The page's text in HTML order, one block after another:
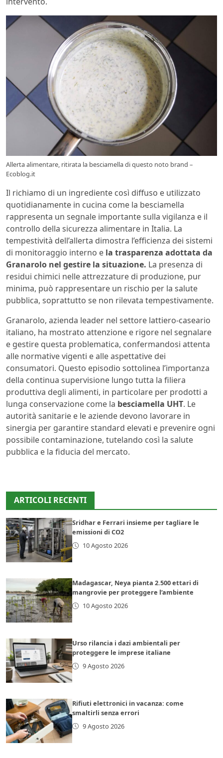
Allerta alimentare, ritirata la besciamella di questo noto brand –
Ecoblog.it
Il richiamo di un ingrediente così diffuso e utilizzato
quotidianamente in cucina come la besciamella
rappresenta un segnale importante sulla vigilanza e il
controllo della sicurezza alimentare in Italia. La
tempestività dell’allerta dimostra l’efficienza dei sistemi
di monitoraggio interno e la trasparenza adottata da
Granarolo nel gestire la situazione. La presenza di
residui chimici nelle attrezzature di produzione, pur
minima, può rappresentare un rischio per la salute
pubblica, soprattutto se non rilevata tempestivamente.
Granarolo, azienda leader nel settore lattiero-caseario
italiano, ha mostrato attenzione e rigore nel segnalare
e gestire questa problematica, confermandosi attenta
alle normative vigenti e alle aspettative dei
consumatori. Questo episodio sottolinea l’importanza
della continua supervisione lungo tutta la filiera
produttiva degli alimenti, in particolare per prodotti a
lunga conservazione come la besciamella UHT. Le
autorità sanitarie e le aziende devono lavorare in
sinergia per garantire standard elevati e prevenire ogni
possibile contaminazione, tutelando così la salute
pubblica e la fiducia del mercato.
ARTICOLI RECENTI
Sridhar e Ferrari insieme per tagliare le
emissioni di CO2
10 Agosto 2026
Madagascar, Neya pianta 2.500 ettari di
mangrovie per proteggere l’ambiente
10 Agosto 2026
Urso rilancia i dazi ambientali per
proteggere le imprese italiane
9 Agosto 2026
Rifiuti elettronici in vacanza: come
smaltirli senza errori
9 Agosto 2026